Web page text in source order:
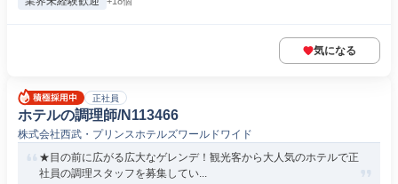
気になる
正社員
ホテルの調理師/N113466
株式会社西武・プリンスホテルズワールドワイド
★目の前に広がる広大なゲレンデ！観光客から大人気のホテルで正
社員の調理スタッフを募集してい...